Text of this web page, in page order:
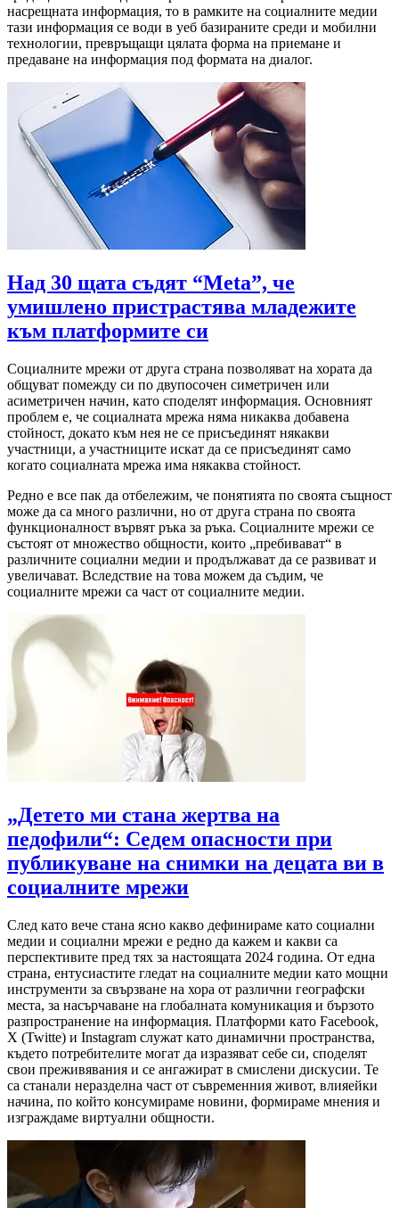
насрещната информация, то в рамките на социалните медии
тази информация се води в уеб базираните среди и мобилни
технологии, превръщащи цялата форма на приемане и
предаване на информация под формата на диалог.
Над 30 щата съдят “Meta”, че
умишлено пристрастява младежите
към платформите си
Социалните мрежи от друга страна позволяват на хората да
общуват помежду си по двупосочен симетричен или
асиметричен начин, като споделят информация. Основният
проблем е, че социалната мрежа няма никаква добавена
стойност, докато към нея не се присъединят някакви
участници, а участниците искат да се присъединят само
когато социалната мрежа има някаква стойност.
Редно е все пак да отбележим, че понятията по своята същност
може да са много различни, но от друга страна по своята
функционалност вървят ръка за ръка. Социалните мрежи се
състоят от множество общности, които „пребивават“ в
различните социални медии и продължават да се развиват и
увеличават. Вследствие на това можем да съдим, че
социалните мрежи са част от социалните медии.
„Детето ми стана жертва на
педофили“: Седем опасности при
публикуване на снимки на децата ви в
социалните мрежи
След като вече стана ясно какво дефинираме като социални
медии и социални мрежи е редно да кажем и какви са
перспективите пред тях за настоящата 2024 година. От една
страна, ентусиастите гледат на социалните медии като мощни
инструменти за свързване на хора от различни географски
места, за насърчаване на глобалната комуникация и бързото
разпространение на информация. Платформи като Facebook,
X (Twitte) и Instagram служат като динамични пространства,
където потребителите могат да изразяват себе си, споделят
свои преживявания и се ангажират в смислени дискусии. Те
са станали неразделна част от съвременния живот, влияейки
начина, по който консумираме новини, формираме мнения и
изграждаме виртуални общности.